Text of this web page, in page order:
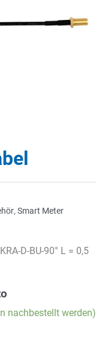
,Smart Meter
D-BU-90° L = 0,5
nachbestellt werden)